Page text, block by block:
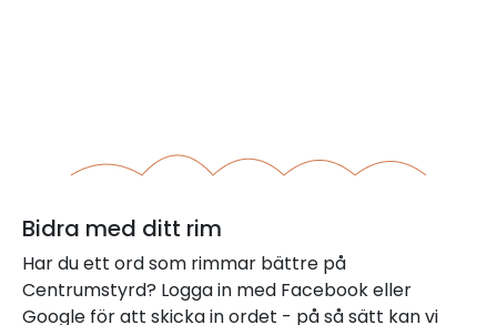
Bidra med ditt rim
Har du ett ord som rimmar bättre på
Centrumstyrd? Logga in med Facebook eller
Google för att skicka in ordet - på så sätt kan vi